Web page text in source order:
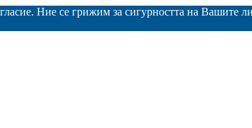
Ние се грижим за сигурността на Вашите